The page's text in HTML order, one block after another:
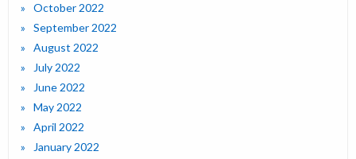
October 2022
September 2022
August 2022
July 2022
June 2022
May 2022
April 2022
January 2022